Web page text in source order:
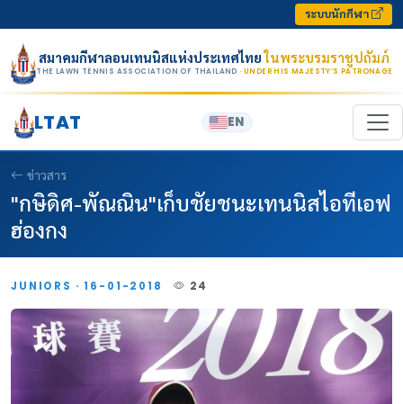
ระบบนักกีฬา
สมาคมกีฬาลอนเทนนิสแห่งประเทศไทยในพระบรมราชูปถัมภ์
THE LAWN TENNIS ASSOCIATION OF THAILAND · UNDER HIS MAJESTY’S PATRONAGE
LTAT EN
ข่าวสาร
"กษิดิศ-พัณณิน"เก็บชัยชนะเทนนิสไอทีเอฟ
ฮ่องกง
JUNIORS · 16-01-2018 24